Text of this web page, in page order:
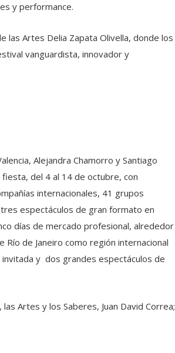
y performance.
las Artes Delia Zapata Olivella, donde los
vanguardista, innovador y
Alejandra Chamorro y Santiago
del 4 al 14 de octubre, con
internacionales, 41 grupos
espectáculos de gran formato en
días de mercado profesional, alrededor
de Janeiro como región internacional
invitada y dos grandes espectáculos de
Artes y los Saberes, Juan David Correa;